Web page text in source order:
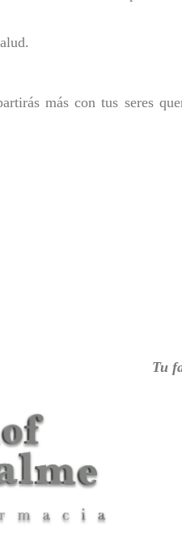
más con tus seres
Tu